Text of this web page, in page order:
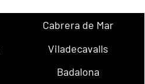
Cabrera de Mar
Viladecavalls
Badalona